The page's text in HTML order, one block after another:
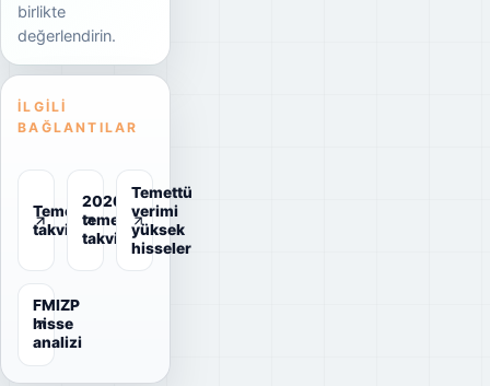
birlikte
değerlendirin.
İLGILI
BAĞLANTILAR
Temettü
takvimi
2026
temettü
takvimi
Temettü
verimi
yüksek
hisseler
FMIZP
hisse
analizi